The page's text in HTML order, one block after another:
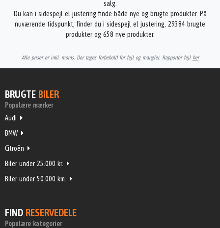
salg.
Du kan i sidespejl el justering finde både nye og brugte produkter. På
nuværende tidspunkt, finder du i sidespejl el justering, 29384 brugte
produkter og 658 nye produkter.
Alle priser er inkl. moms. Der tages forbehold for fejl og mangler. Rapportér fejl her
BRUGTE BILER
Populære mærker
Audi
BMW
Citroën
Biler under 25.000 kr.
Biler under 50.000 km.
FIND RESERVEDELE
Populære kategorier